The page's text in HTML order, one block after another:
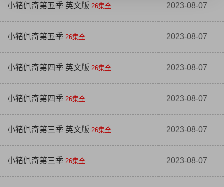
小猪佩奇第五季 英文版 26集全 2023-08-07
小猪佩奇第五季 26集全 2023-08-07
小猪佩奇第四季 英文版 26集全 2023-08-07
小猪佩奇第四季 26集全 2023-08-07
小猪佩奇第三季 英文版 26集全 2023-08-07
小猪佩奇第三季 26集全 2023-08-07